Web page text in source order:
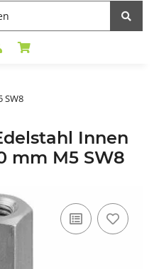
SW8
Innen
mm M5 SW8